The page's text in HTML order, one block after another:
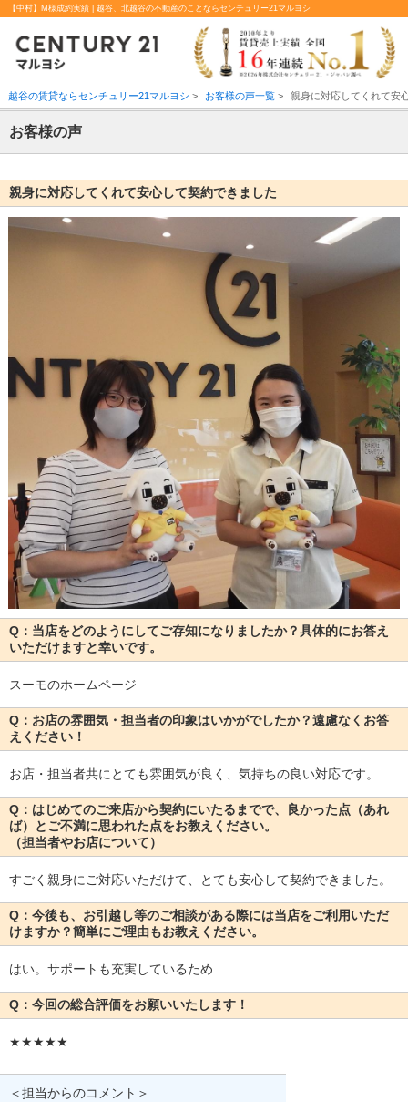
【中村】M様成約実績 | 越谷、北越谷の不動産のことならセンチュリー21マルヨシ
越谷の賃貸ならセンチュリー21マルヨシ > お客様の声一覧> 親身に対応してくれて安
お客様の声
親身に対応してくれて安心して契約できました
Q：当店をどのようにしてご存知になりましたか？具体的にお答え
いただけますと幸いです。
スーモのホームページ
Q：お店の雰囲気・担当者の印象はいかがでしたか？遠慮なくお答
えください！
お店・担当者共にとても雰囲気が良く、気持ちの良い対応です。
Q：はじめてのご来店から契約にいたるまでで、良かった点（あれ
ば）とご不満に思われた点をお教えください。
（担当者やお店について）
すごく親身にご対応いただけて、とても安心して契約できました。
Q：今後も、お引越し等のご相談がある際には当店をご利用いただ
けますか？簡単にご理由もお教えください。
はい。サポートも充実しているため
Q：今回の総合評価をお願いいたします！
★★★★★
＜担当からのコメント＞